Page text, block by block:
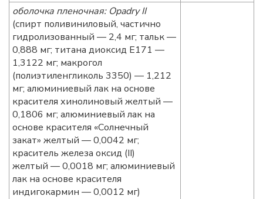
оболочка пленочная: Opadry II
(спирт поливиниловый, частично
гидролизованный — 2,4 мг; тальк —
0,888 мг; титана диоксид Е171 —
1,3122 мг; макрогол
(полиэтиленгликоль 3350) — 1,212
мг; алюминиевый лак на основе
красителя хинолиновый желтый —
0,1806 мг; алюминиевый лак на
основе красителя «Cолнечный
закат» желтый — 0,0042 мг;
краситель железа оксид (II)
желтый — 0,0018 мг; алюминиевый
лак на основе красителя
индигокармин — 0,0012 мг)